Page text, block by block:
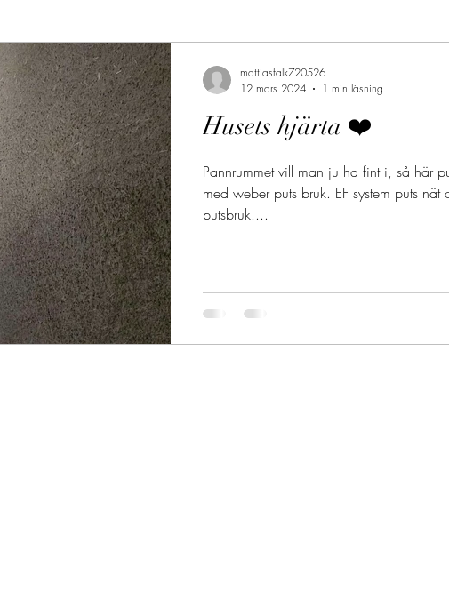
Husets hjärta ❤️
Pannrummet vill man ju ha fint i, så här
med weber puts bruk. EF system puts nät
putsbruk....
mattiasfalk720526
12 mars 2024
1 min läsning